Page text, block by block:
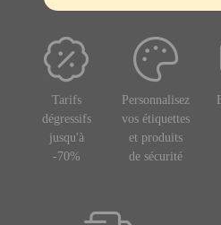
Tarifs
dégressifs
jusqu'à
-70%
Personnalisez
vos étiquettes
et produits
de sécurité